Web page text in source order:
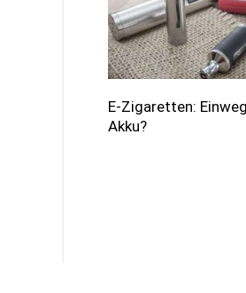
E-Zigaretten:
Akku?